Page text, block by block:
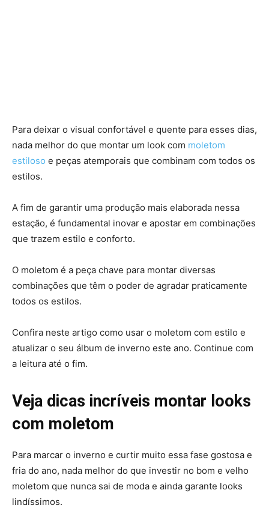
Para deixar o visual confortável e quente para esses dias,
nada melhor do que montar um look com moletom
estiloso e peças atemporais que combinam com todos os
estilos.
A fim de garantir uma produção mais elaborada nessa
estação, é fundamental inovar e apostar em combinações
que trazem estilo e conforto.
O moletom é a peça chave para montar diversas
combinações que têm o poder de agradar praticamente
todos os estilos.
Confira neste artigo como usar o moletom com estilo e
atualizar o seu álbum de inverno este ano. Continue com
a leitura até o fim.
Veja dicas incríveis montar looks
com moletom
Para marcar o inverno e curtir muito essa fase gostosa e
fria do ano, nada melhor do que investir no bom e velho
moletom que nunca sai de moda e ainda garante looks
lindíssimos.